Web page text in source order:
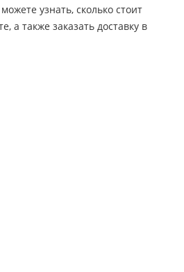
узнать, сколько стоит
а также заказать доставку в